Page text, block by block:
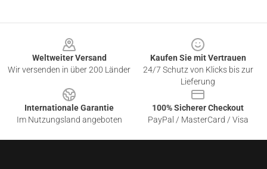
Weltweiter Versand
Wir versenden in über 200 Länder
Kaufen Sie mit Vertrauen
24/7 Schutz von Klicks bis zur
Lieferung
Internationale Garantie
Im Nutzungsland angeboten
100% Sicherer Checkout
PayPal / MasterCard / Visa